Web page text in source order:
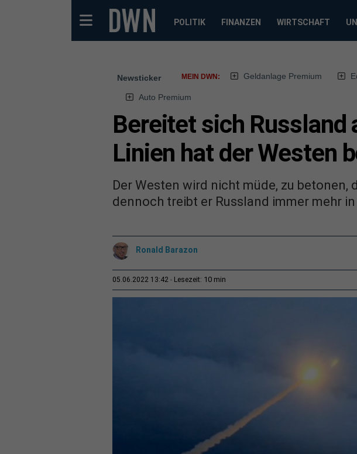
POLITIK FINANZEN WIRTSCHAFT
Newsticker MEIN DWN: Geldanlage Premium
Auto Premium
Bereitet sich Russland
Linien hat der Westen
Der Westen wird nicht müde, zu betonen,
dennoch treibt er Russland immer mehr in
Ronald Barazon
05.06.2022 13:42 Lesezeit: 10 min